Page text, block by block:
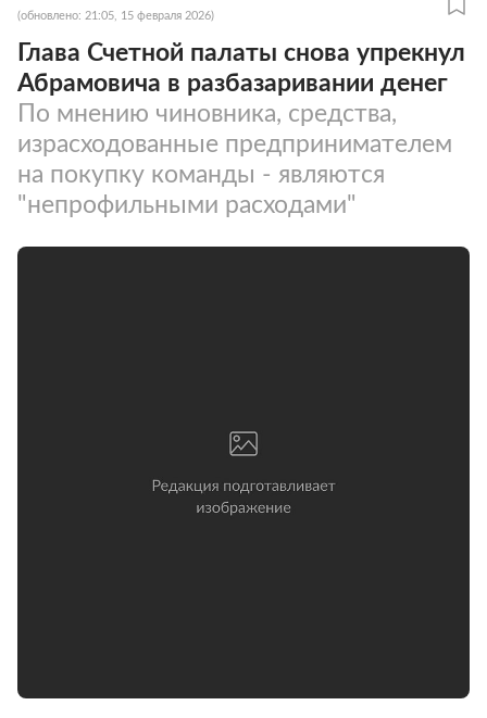
(обновлено: 21:05, 15 февраля 2026)
Глава Счетной палаты снова упрекнул
Абрамовича в разбазаривании денег
По мнению чиновника, средства,
израсходованные предпринимателем
на покупку команды - являются
"непрофильными расходами"